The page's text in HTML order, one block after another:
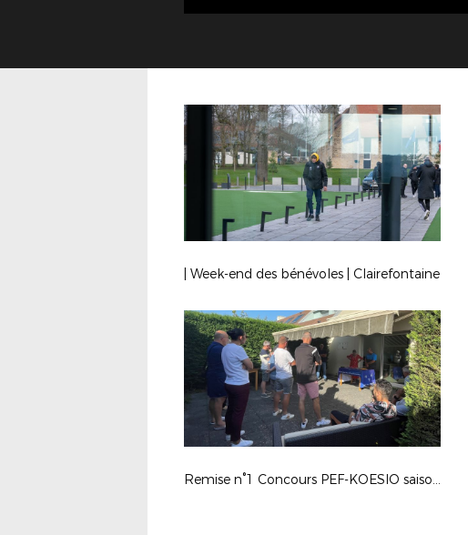
| Week-end des bénévoles | Clairefontaine
Remise n°1 Concours PEF-KOESIO saisons 20/21-21/22